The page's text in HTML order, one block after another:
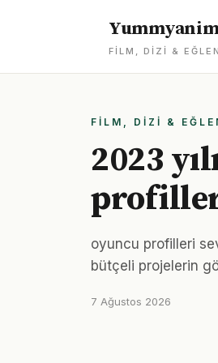
FILM, DIZI &
FILM, DIZI &
2023
oyuncu profilleri
bütçeli projelerin
7 Ağustos 2026